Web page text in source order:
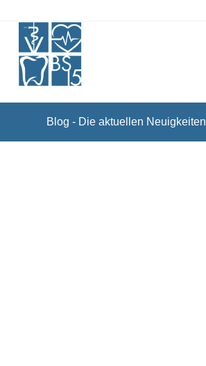
Blog - Die aktuellen Neuigkeiten